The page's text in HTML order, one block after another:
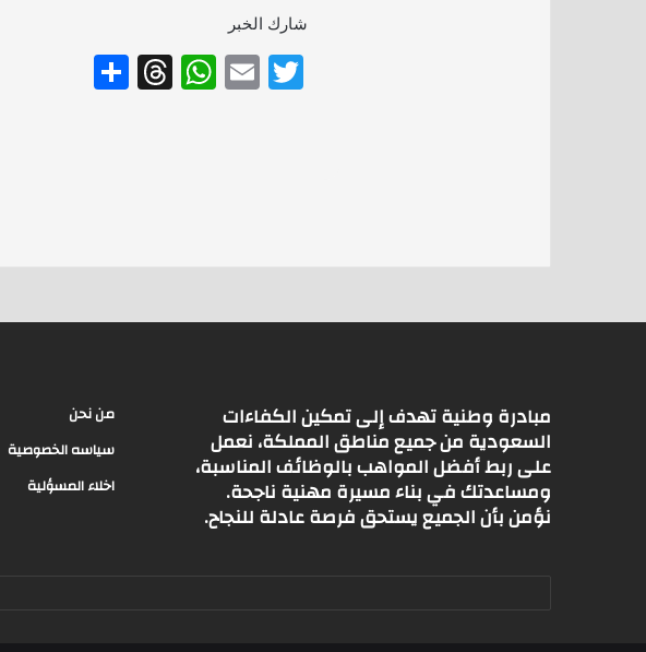
شارك الخبر
T
E
W
T
S
مبادرة وطنية تهدف إلى تمكين الكفاءات
السعودية من جميع مناطق المملكة، نعمل
على ربط أفضل المواهب بالوظائف المناسبة،
ومساعدتك في بناء مسيرة مهنية ناجحة.
نؤمن بأن الجميع يستحق فرصة عادلة للنجاح.
من نحن
سياسه الخصوصية
اخلاء المسؤلية